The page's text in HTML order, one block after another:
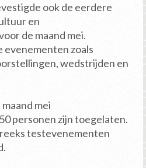
ook de eerdere
en
de maand mei.
zoals
wedstrijden en
mei
personen zijn toegelaten.
testevenementen